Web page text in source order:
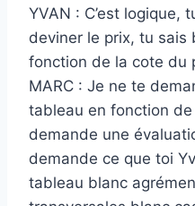
YVAN : C’est logique,
deviner le prix, tu sais
fonction de la cote du
MARC : Je ne te
tableau en fonction
demande une
demande ce que toi
tableau blanc